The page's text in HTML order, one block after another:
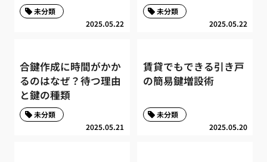
2025.05.22
未分類
2025.05.22
未分類
合鍵作成に時間がかか
るのはなぜ？待つ理由
と鍵の種類
2025.05.21
未分類
賃貸でもできる引き戸
の簡易鍵増設術
2025.05.20
未分類